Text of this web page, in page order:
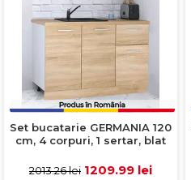
Set bucatarie GERMANIA 120
cm, 4 corpuri, 1 sertar, blat
2013.26 lei 1209.99 lei